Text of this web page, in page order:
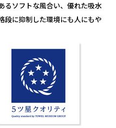
るソフトな風合い、優れた吸水
段に抑制した環境にも人にもや